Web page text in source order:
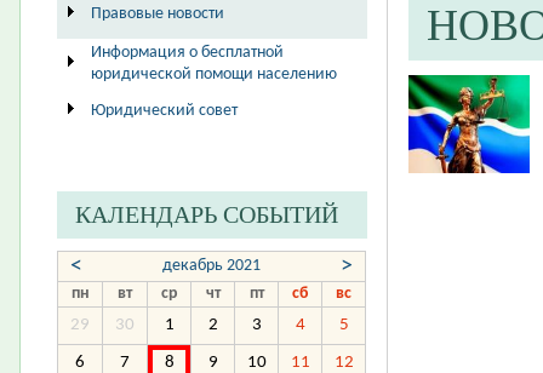
Правовые новости
Информация о бесплатной
юридической помощи населению
Юридический совет
КАЛЕНДАРЬ СОБЫТИЙ
< декабрь 2021 >
пн вт ср чт пт сб
вс
29
30 1 2 3 4 5
6 7 8 9 10 11 12